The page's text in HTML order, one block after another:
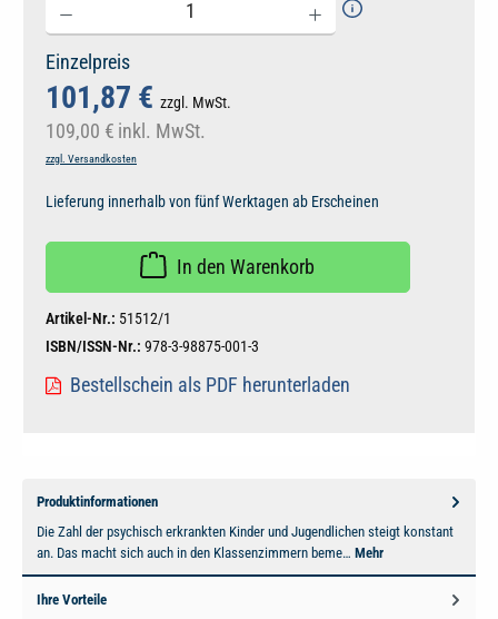
Einzelpreis
101,87 € zzgl. MwSt.
109,00 € inkl. MwSt.
zzgl. Versandkosten
Lieferung innerhalb von fünf Werktagen ab Erscheinen
In den Warenkorb
Artikel-Nr.: 51512/1
ISBN/ISSN-Nr.: 978-3-98875-001-3
Bestellschein als PDF herunterladen
Produktinformationen
Die Zahl der psychisch erkrankten Kinder und Jugendlichen steigt konstant
an. Das macht sich auch in den Klassenzimmern beme… Mehr
Ihre Vorteile